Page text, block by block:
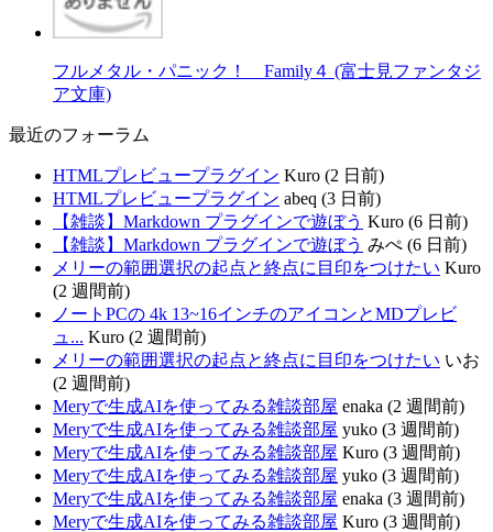
フルメタル・パニック！ Family４ (富士見ファンタジ
ア文庫)
最近のフォーラム
HTMLプレビュープラグイン Kuro (2 日前)
HTMLプレビュープラグイン abeq (3 日前)
【雑談】Markdown プラグインで遊ぼう Kuro (6 日前)
【雑談】Markdown プラグインで遊ぼう みぺ (6 日前)
メリーの範囲選択の起点と終点に目印をつけたい Kuro
(2 週間前)
ノートPCの 4k 13~16インチのアイコンとMDプレビ
ュ... Kuro (2 週間前)
メリーの範囲選択の起点と終点に目印をつけたい いお
(2 週間前)
Meryで生成AIを使ってみる雑談部屋 enaka (2 週間前)
Meryで生成AIを使ってみる雑談部屋 yuko (3 週間前)
Meryで生成AIを使ってみる雑談部屋 Kuro (3 週間前)
Meryで生成AIを使ってみる雑談部屋 yuko (3 週間前)
Meryで生成AIを使ってみる雑談部屋 enaka (3 週間前)
Meryで生成AIを使ってみる雑談部屋 Kuro (3 週間前)